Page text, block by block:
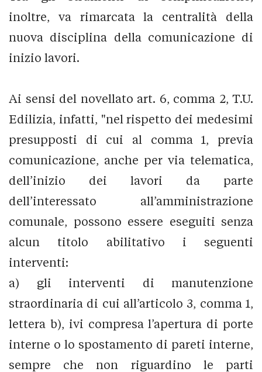
inoltre, va rimarcata la centralità della
nuova disciplina della comunicazione di
inizio lavori.
Ai sensi del novellato art. 6, comma 2, T.U.
Edilizia, infatti, "nel rispetto dei medesimi
presupposti di cui al comma 1, previa
comunicazione, anche per via telematica,
dell’inizio dei lavori da parte
dell’interessato all’amministrazione
comunale, possono essere eseguiti senza
alcun titolo abilitativo i seguenti
interventi:
a) gli interventi di manutenzione
straordinaria di cui all’articolo 3, comma 1,
lettera b), ivi compresa l’apertura di porte
interne o lo spostamento di pareti interne,
sempre che non riguardino le parti